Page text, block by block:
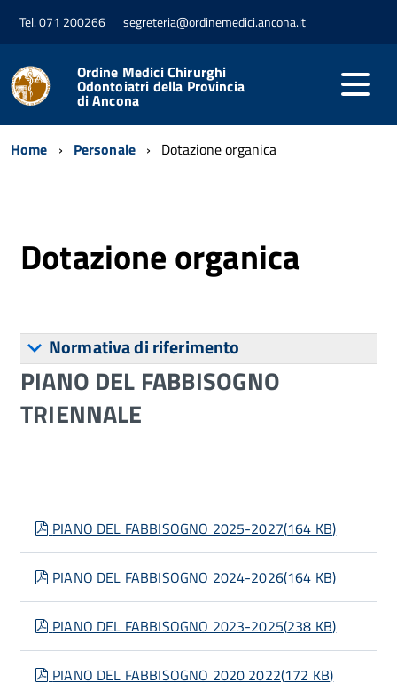
Tel. 071 200266 segreteria@ordinemedici.ancona.it
Ordine Medici Chirurghi
Odontoiatri della Provincia
di Ancona
Home Personale Dotazione organica
Dotazione organica
Normativa di riferimento
PIANO DEL FABBISOGNO
TRIENNALE
pdf
PIANO DEL FABBISOGNO 2025-2027(164 KB)
pdf
PIANO DEL FABBISOGNO 2024-2026(164 KB)
pdf
PIANO DEL FABBISOGNO 2023-2025(238 KB)
pdf
PIANO DEL FABBISOGNO 2020 2022(172 KB)